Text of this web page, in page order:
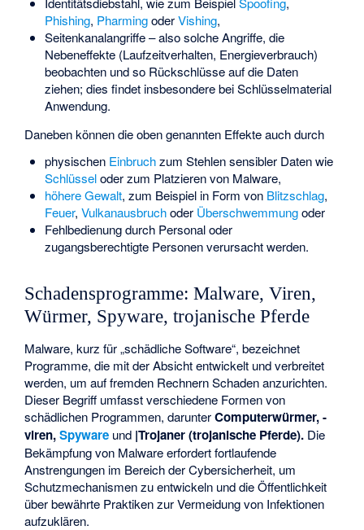
Phishing, PharmingoderVishing,
Seitenkanalangriffe – also solche Angriffe, die
Nebeneffekte (Laufzeitverhalten, Energieverbrauch)
beobachten und so Rückschlüsse auf die Daten
ziehen; dies findet insbesondere bei Schlüsselmaterial
Anwendung.
Daneben können die oben genannten Effekte auch durch
physischen Einbruchzum Stehlen sensibler Daten wie
Schlüsseloder zum Platzieren von Malware,
höhere Gewalt, zum Beispiel in Form von Blitzschlag,
Feuer, Vulkanausbruchoder Überschwemmungoder
Fehlbedienung durch Personal oder
zugangsberechtigte Personen verursacht werden.
Schadensprogramme: Malware, Viren,
Würmer, Spyware, trojanische Pferde
Malware, kurz für „schädliche Software“, bezeichnet
Programme, die mit der Absicht entwickelt und verbreitet
werden, um auf fremden Rechnern Schaden anzurichten.
Dieser Begriff umfasst verschiedene Formen von
schädlichen Programmen, darunterComputerwürmer, -
viren,Spyware und |Trojaner (trojanische Pferde). Die
Bekämpfung von Malware erfordert fortlaufende
Anstrengungen im Bereich der Cybersicherheit, um
Schutzmechanismen zu entwickeln und die Öffentlichkeit
über bewährte Praktiken zur Vermeidung von Infektionen
aufzuklären.